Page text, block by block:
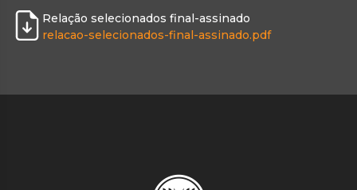
Relação selecionados final-assinado
relacao-selecionados-final-assinado.pdf